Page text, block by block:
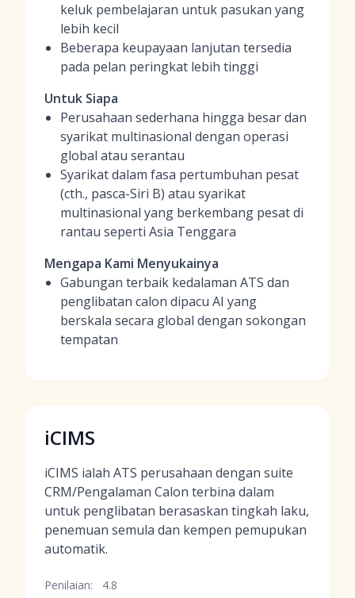
keluk pembelajaran untuk pasukan yang
lebih kecil
Beberapa keupayaan lanjutan tersedia
pada pelan peringkat lebih tinggi
Untuk Siapa
Perusahaan sederhana hingga besar dan
syarikat multinasional dengan operasi
global atau serantau
Syarikat dalam fasa pertumbuhan pesat
(cth., pasca-Siri B) atau syarikat
multinasional yang berkembang pesat di
rantau seperti Asia Tenggara
Mengapa Kami Menyukainya
Gabungan terbaik kedalaman ATS dan
penglibatan calon dipacu AI yang
berskala secara global dengan sokongan
tempatan
iCIMS
iCIMS ialah ATS perusahaan dengan suite
CRM/Pengalaman Calon terbina dalam
untuk penglibatan berasaskan tingkah laku,
penemuan semula dan kempen pemupukan
automatik.
Penilaian: 4.8